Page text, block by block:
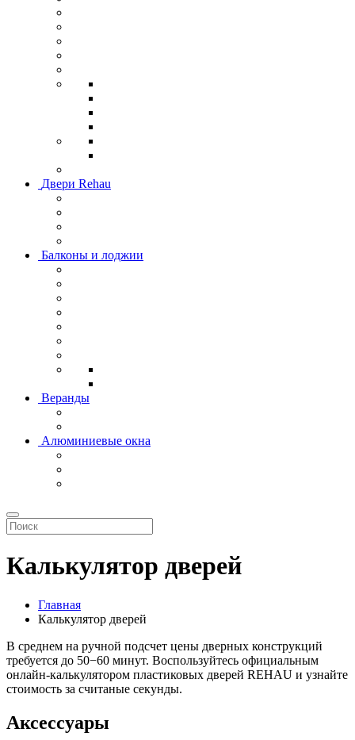
Двери Rehau
Балконы и лоджии
Веранды
Алюминиевые окна
Калькулятор дверей
Главная
Калькулятор дверей
В среднем на ручной подсчет цены дверных конструкций
требуется до 50−60 минут. Воспользуйтесь официальным
онлайн-калькулятором пластиковых дверей REHAU и узнайте
стоимость за считаные секунды.
Аксессуары